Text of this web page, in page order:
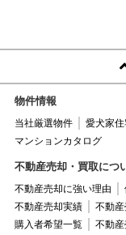
物件情報
当社厳選物件 愛犬家
マンションカタログ
不動産売却・買取につ
不動産売却に強い理由
不動産売却実績
不動
購入者希望一覧
不動